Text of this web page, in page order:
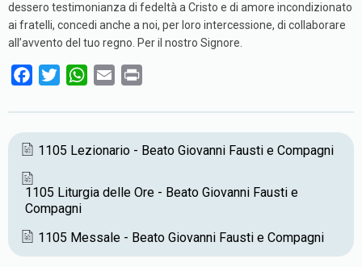
dessero testimonianza di fedeltà a Cristo e di amore incondizionato
ai fratelli, concedi anche a noi, per loro intercessione, di collaborare
all’avvento del tuo regno. Per il nostro Signore.
c
b
o
o
i
t
r
W
a
s
p
a
l
i
t
1105 Lezionario - Beato Giovanni Fausti e Compagni
1105 Liturgia delle Ore - Beato Giovanni Fausti e
Compagni
1105 Messale - Beato Giovanni Fausti e Compagni